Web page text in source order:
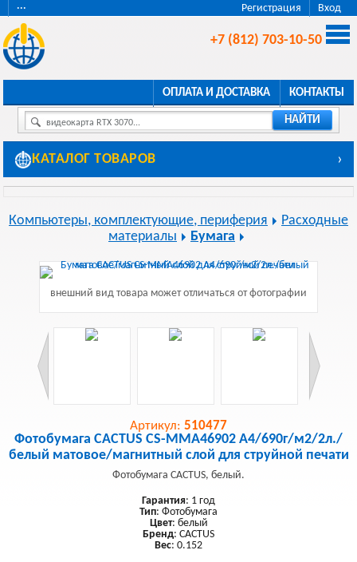
Регистрация Вход
···
+7 (812) 703-10-50
ОПЛАТА И ДОСТАВКА КОНТАКТЫ
видеокарта RTX 3070... НАЙТИ
КАТАЛОГ ТОВАРОВ ›
Компьютеры, комплектующие, периферия
Расходные
материалы
Бумага
внешний вид товара может отличаться от фотографии
Артикул: 510477
Фотобумага CACTUS CS-MMA46902 A4/690г/м2/2л./
белый матовое/магнитный слой для струйной печати
Фотобумага CACTUS, белый.
Гарантия: 1 год
Тип: Фотобумага
Цвет: белый
Бренд: CACTUS
Вес: 0.152